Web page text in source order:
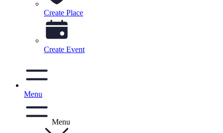
Create Place
Create Event
Menu
Menu